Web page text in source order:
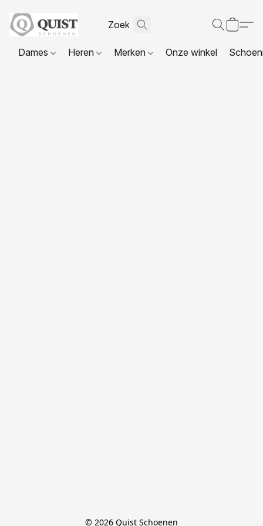
Dames Heren Merken Onze winkel
© 2026 Quist Schoenen